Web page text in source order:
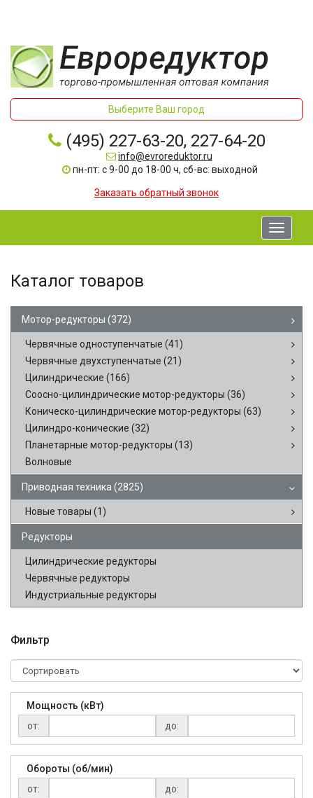
Выберите Ваш город
(495) 227-63-20, 227-64-20
info@evroreduktor.ru
пн-пт: с 9-00 до 18-00 ч, сб-вс: выходной
Заказать обратный звонок
Toggle
Каталог товаров
Мотор-редукторы (372)
Червячные одноступенчатые (41)
Червячные двухступенчатые (21)
Цилиндрические (166)
Соосно-цилиндрические мотор-редукторы (36)
Коническо-цилиндрические мотор-редукторы (63)
Цилиндро-конические (32)
Планетарные мотор-редукторы (13)
Волновые
Приводная техника (2825)
Новые товары (1)
Редукторы
Цилиндрические редукторы
Червячные редукторы
Индустриальные редукторы
Фильтр
Мощность (кВт)
от:
до:
Обороты (об/мин)
от:
до: